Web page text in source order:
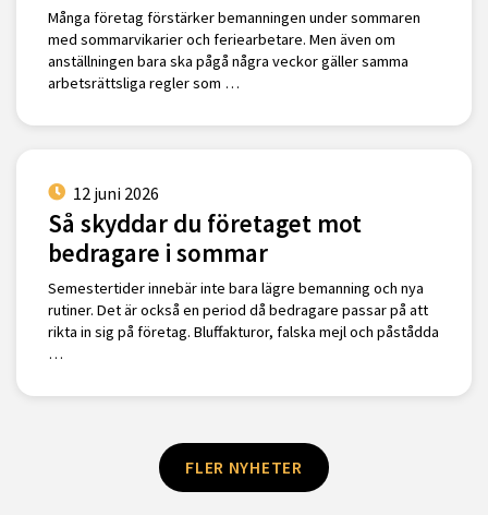
Många företag förstärker bemanningen under sommaren
med sommarvikarier och feriearbetare. Men även om
anställningen bara ska pågå några veckor gäller samma
arbetsrättsliga regler som …
12 juni 2026
Så skyddar du företaget mot
bedragare i sommar
Semestertider innebär inte bara lägre bemanning och nya
rutiner. Det är också en period då bedragare passar på att
rikta in sig på företag. Bluffakturor, falska mejl och påstådda
…
FLER NYHETER